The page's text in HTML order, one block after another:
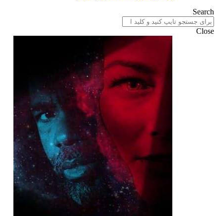
Search
Close